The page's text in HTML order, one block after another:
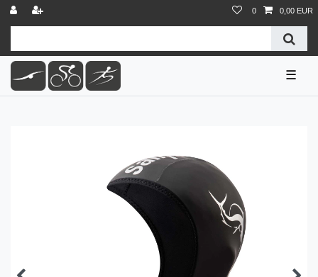
0 0,00 EUR
☰